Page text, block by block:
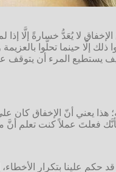
الإخفاق لا يُعَدُّ خسارةً
ذلك إلَّا حينما تحلَّوا
هذا يعني أنّ الإخفاق
فعلتَ عملاً كنت تعلم
حكم علينا بتكرار